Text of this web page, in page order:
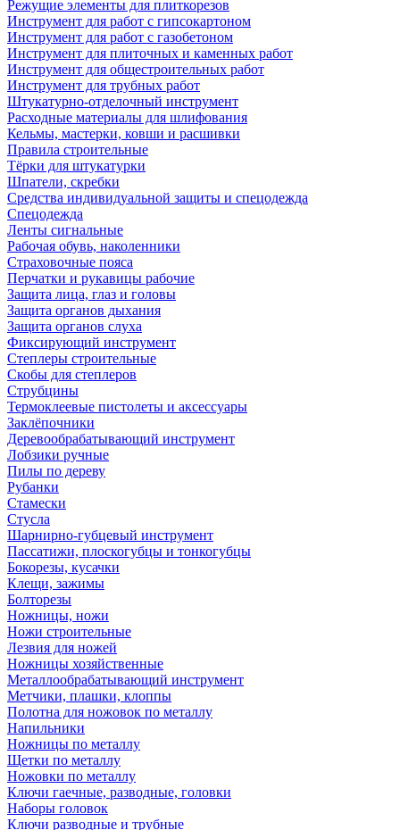
Режущие элементы для плиткорезов
Инструмент для работ с гипсокартоном
Инструмент для работ с газобетоном
Инструмент для плиточных и каменных работ
Инструмент для общестроительных работ
Инструмент для трубных работ
Штукатурно-отделочный инструмент
Расходные материалы для шлифования
Кельмы, мастерки, ковши и расшивки
Правила строительные
Тёрки для штукатурки
Шпатели, скребки
Средства индивидуальной защиты и спецодежда
Спецодежда
Ленты сигнальные
Рабочая обувь, наколенники
Страховочные пояса
Перчатки и рукавицы рабочие
Защита лица, глаз и головы
Защита органов дыхания
Защита органов слуха
Фиксирующий инструмент
Степлеры строительные
Скобы для степлеров
Струбцины
Термоклеевые пистолеты и аксессуары
Заклёпочники
Деревообрабатывающий инструмент
Лобзики ручные
Пилы по дереву
Рубанки
Стамески
Стусла
Шарнирно-губцевый инструмент
Пассатижи, плоскогубцы и тонкогубцы
Бокорезы, кусачки
Клещи, зажимы
Болторезы
Ножницы, ножи
Ножи строительные
Лезвия для ножей
Ножницы хозяйственные
Металлообрабатывающий инструмент
Метчики, плашки, клоппы
Полотна для ножовок по металлу
Напильники
Ножницы по металлу
Щетки по металлу
Ножовки по металлу
Ключи гаечные, разводные, головки
Наборы головок
Ключи разводные и трубные